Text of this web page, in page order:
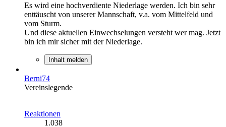
Es wird eine hochverdiente Niederlage werden. Ich bin sehr
enttäuscht von unserer Mannschaft, v.a. vom Mittelfeld und
vom Sturm.
Und diese aktuellen Einwechselungen versteht wer mag. Jetzt
bin ich mir sicher mit der Niederlage.
Inhalt melden
Berni74
Vereinslegende
Reaktionen
1.038